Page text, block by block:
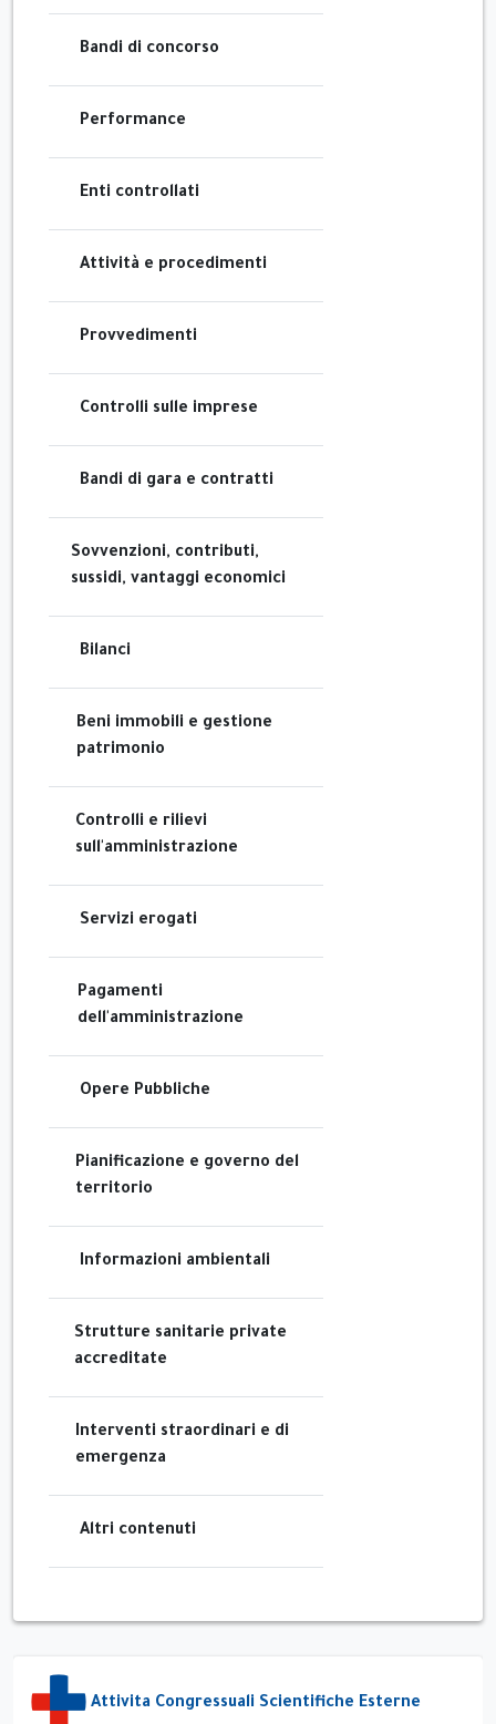
Bandi di concorso
Performance
Enti controllati
Attività e procedimenti
Provvedimenti
Controlli sulle imprese
Bandi di gara e contratti
Sovvenzioni, contributi,
sussidi, vantaggi economici
Bilanci
Beni immobili e gestione
patrimonio
Controlli e rilievi
sull'amministrazione
Servizi erogati
Pagamenti
dell'amministrazione
Opere Pubbliche
Pianificazione e governo del
territorio
Informazioni ambientali
Strutture sanitarie private
accreditate
Interventi straordinari e di
emergenza
Altri contenuti
Attivita Congressuali Scientifiche Esterne